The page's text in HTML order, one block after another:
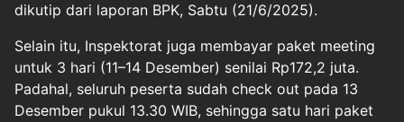
dikutip dari laporan BPK, Sabtu (21/6/2025).
Selain itu, Inspektorat juga membayar paket meeting
untuk 3 hari (11–14 Desember) senilai Rp172,2 juta.
Padahal, seluruh peserta sudah check out pada 13
Desember pukul 13.30 WIB, sehingga satu hari paket